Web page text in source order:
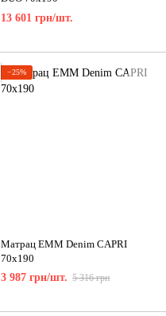
13 601 грн/шт.
−25%
Матрац ЕММ Denim CAPRI
70x190
3 987 грн/шт. 5 316 грн